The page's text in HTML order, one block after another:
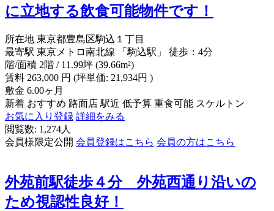
に立地する飲食可能物件です！
所在地 東京都豊島区駒込１丁目
最寄駅 東京メトロ南北線 「駒込駅」 徒歩：4分
階/面積 2階 / 11.99坪 (39.66m²)
賃料 263,000 円 (坪単価: 21,934円 )
敷金 6.00ヶ月
新着 おすすめ 路面店 駅近 低予算 重食可能 スケルトン
お気に入り登録 詳細をみる
閲覧数: 1,274人
会員様限定公開 会員登録はこちら 会員の方はこちら
外苑前駅徒歩４分 外苑西通り沿いの
ため視認性良好！